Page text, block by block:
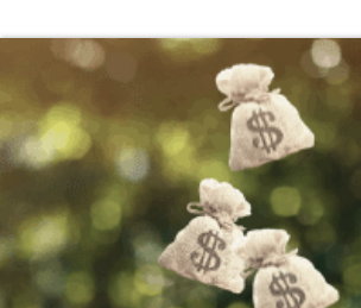
บริการเจ้าหน้าที่ส่วนราชการ
ติดต่อเรา
Eng